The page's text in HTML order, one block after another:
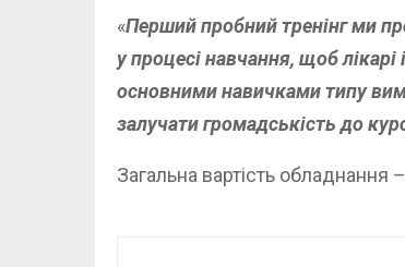
«Перший пробний тренінг ми
у процесі навчання, щоб
основними навичками типу
залучати громадськість до
Загальна вартість обладнання